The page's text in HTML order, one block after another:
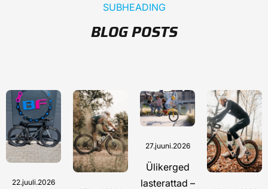
SUBHEADING
BLOG POSTS
22.juuli.2026
27.juuni.2026
Ülikerged
lasterattad –